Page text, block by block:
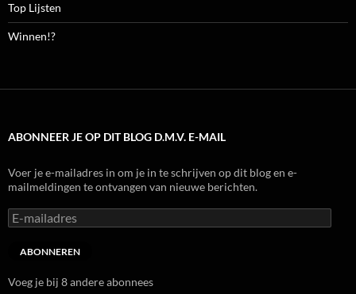
Top Lijsten
Winnen!?
ABONNEER JE OP DIT BLOG D.M.V. E-MAIL
Voer je e-mailadres in om je in te schrijven op dit blog en e-
mailmeldingen te ontvangen van nieuwe berichten.
E-
mailadres
ABONNEREN
Voeg je bij 8 andere abonnees